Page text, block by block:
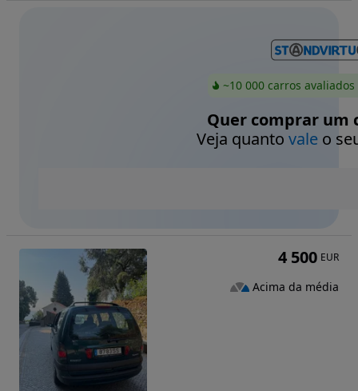
~10 000 carros
Quer comprar um
Veja quanto valeo
4 500 EUR
Acima da média